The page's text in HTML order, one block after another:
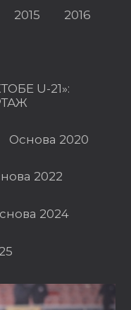
2015 2016
U-21»:
Основа 2020
2022
2024